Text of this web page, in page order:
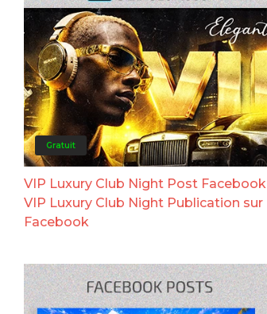
Gratuit
VIP Luxury Club Night Post Facebook
VIP Luxury Club Night Publication sur
Facebook